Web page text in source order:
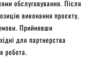
обслуговування. Після
виконання проєкту,
Прийнявши
для партнерства
робота.